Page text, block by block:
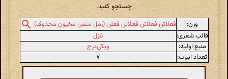
جستجو کنید.
وزن:
فعلاتن فعلاتن فعلاتن فعلن (رمل مثمن مخبون محذوف)
قالب شعری:
غزل
منبع اولیه:
ویکی‌درج
تعداد ابیات:
۷